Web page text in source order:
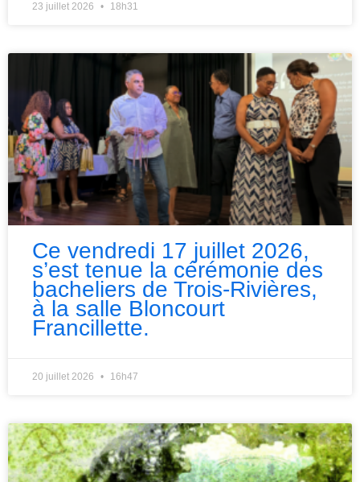
23 juillet 2026 18h31
Ce vendredi 17 juillet 2026,
s’est tenue la cérémonie des
bacheliers de Trois-Rivières,
à la salle Bloncourt
Francillette.
20 juillet 2026 16h47